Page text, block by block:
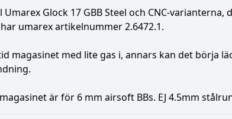
Umarex Glock 17 GBB Steel och CNC-
umarex artikelnummer 2.6472.1.
magasinet med lite gas i, annars kan det börja
är för 6 mm airsoft BBs. EJ 4.5mm